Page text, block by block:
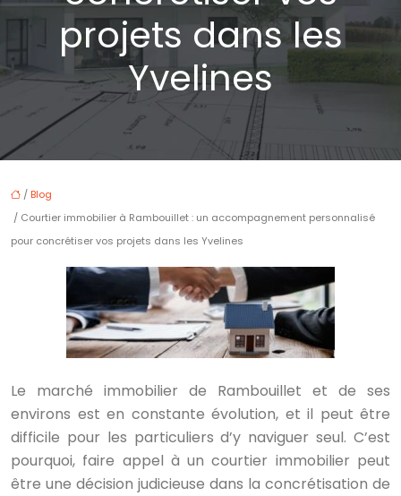
projets dans les
Yvelines
/ Blog
/ Courtier immobilier à Rambouillet : un accompagnement personnalisé
pour concrétiser vos projets dans les Yvelines
Le marché immobilier de Rambouillet et de ses
environs est en constante évolution, et il peut être
difficile pour les particuliers d’y naviguer seul. C’est
pourquoi, faire appel à un courtier immobilier peut
être une décision judicieuse dans la concrétisation de